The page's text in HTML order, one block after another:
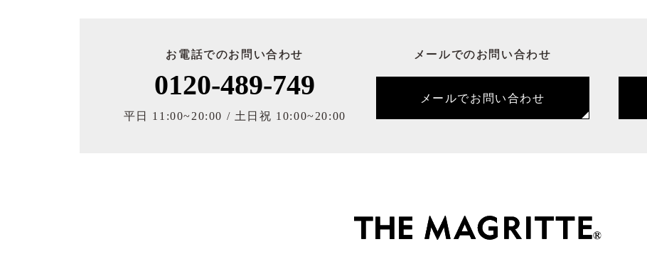
お電話でのお問い合わせ
0120-489-749
平日 11:00~20:00 / 土日祝 10:00~20:00
メールでのお問い合わせ
メールでお問い合わせ